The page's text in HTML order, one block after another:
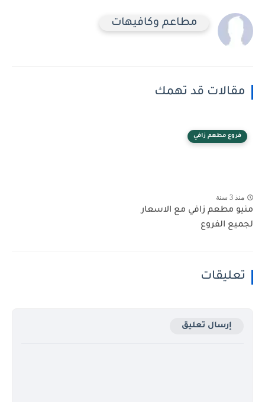
مطاعم وكافيهات
مقالات قد تهمك
فروع مطعم زافي
منذ 3 سنة
منيو مطعم زافي مع الاسعار
لجميع الفروع
تعليقات
إرسال تعليق